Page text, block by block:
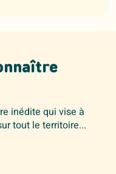
inédite qui vise à
tout le territoire...